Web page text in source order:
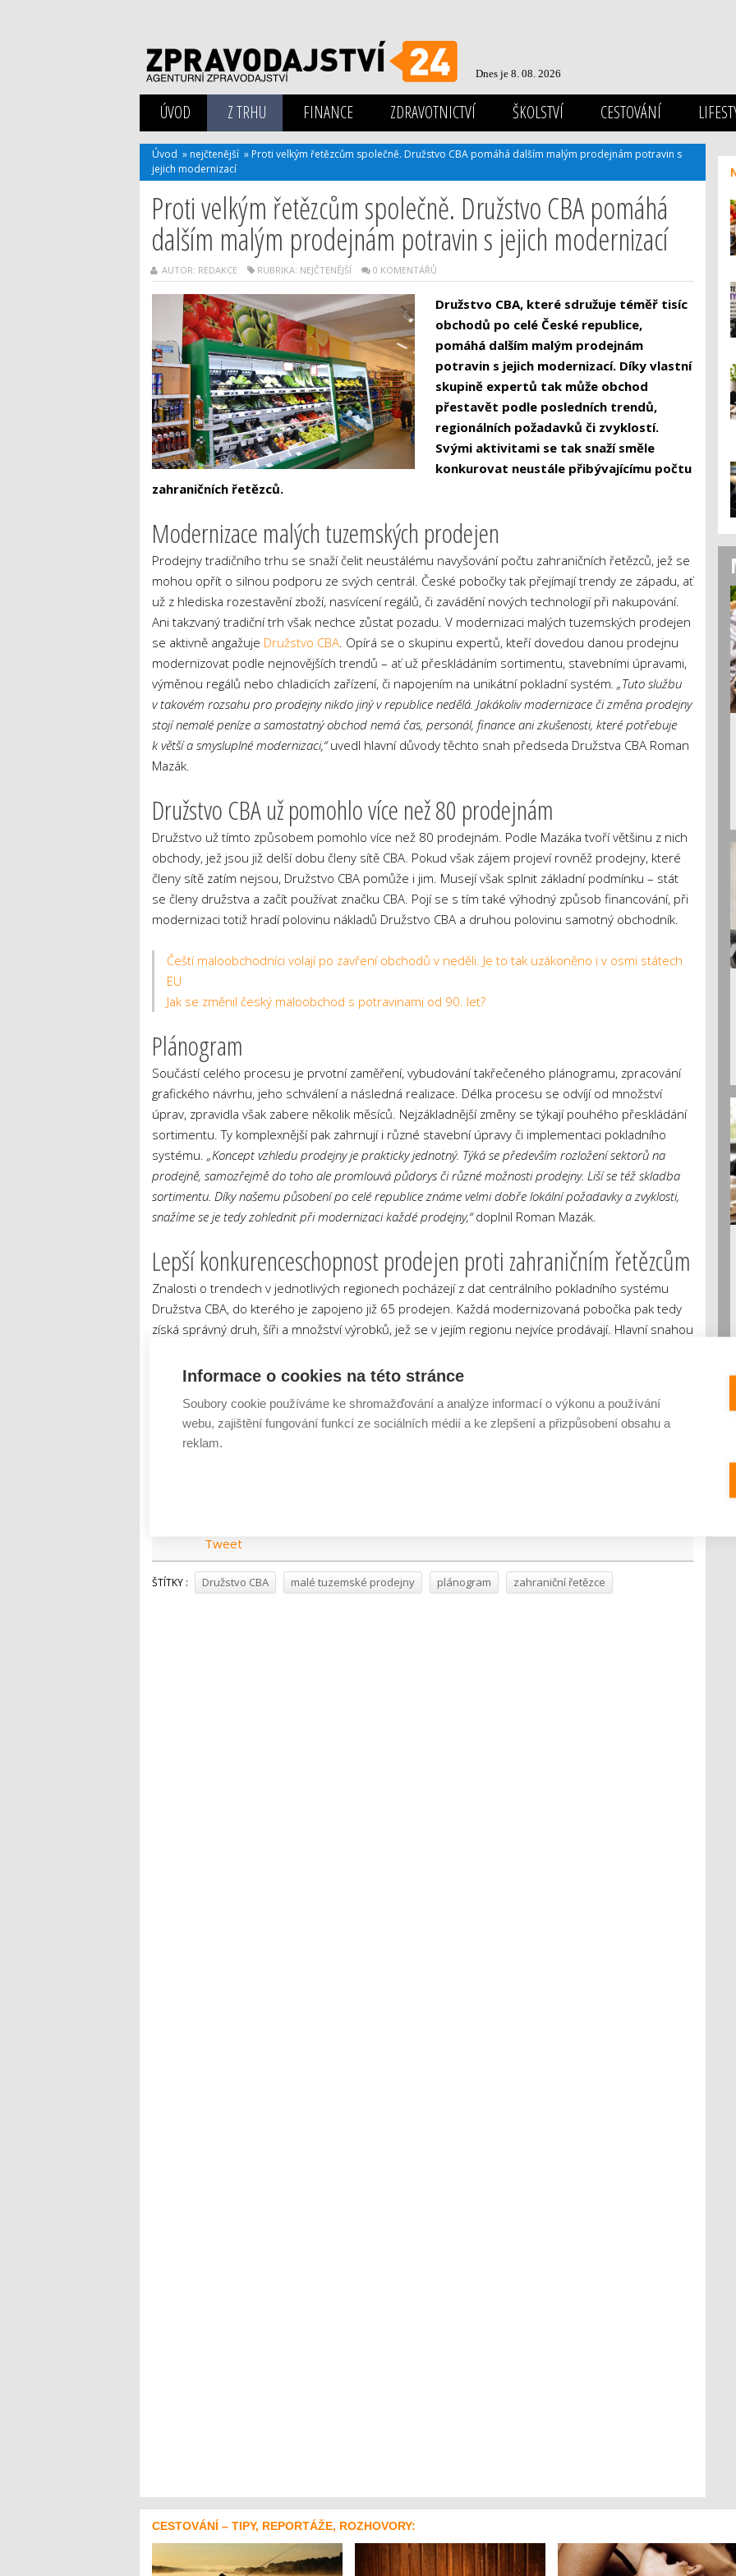
Dnes je 8. 08. 2026
ÚVOD Z TRHU FINANCE ZDRAVOTNICTVÍ ŠKOLSTVÍ CESTOVÁNÍ
Úvod » nejčtenější » Proti velkým řetězcům společně. Družstvo CBA pomáhá dalším malým prodejnám potravin s
jejich modernizací
Proti velkým řetězcům společně. Družstvo CBA pomáhá
dalším malým prodejnám potravin s jejich modernizací
AUTOR: REDAKCE RUBRIKA: NEJČTENĚJŠÍ 0 KOMENTÁŘŮ
Družstvo CBA, které sdružuje téměř tisíc
obchodů po celé České republice,
pomáhá dalším malým prodejnám
potravin s jejich modernizací. Díky vlastní
skupině expertů tak může obchod
přestavět podle posledních trendů,
regionálních požadavků či zvyklostí.
Svými aktivitami se tak snaží směle
konkurovat neustále přibývajícímu počtu
zahraničních řetězců.
Modernizace malých tuzemských prodejen
Prodejny tradičního trhu se snaží čelit neustálému navyšování počtu zahraničních řetězců, jež se
mohou opřít o silnou podporu ze svých centrál. České pobočky tak přejímají trendy ze západu, ať
už z hlediska rozestavění zboží, nasvícení regálů, či zavádění nových technologií při nakupování.
Ani takzvaný tradiční trh však nechce zůstat pozadu. V modernizaci malých tuzemských prodejen
se aktivně angažuje Družstvo CBA. Opírá se o skupinu expertů, kteří dovedou danou prodejnu
modernizovat podle nejnovějších trendů – ať už přeskládáním sortimentu, stavebními úpravami,
výměnou regálů nebo chladicích zařízení, či napojením na unikátní pokladní systém. „Tuto službu
v takovém rozsahu pro prodejny nikdo jiný v republice nedělá. Jakákoliv modernizace či změna prodejny
stojí nemalé peníze a samostatný obchod nemá čas, personál, finance ani zkušenosti, které potřebuje
k větší a smysluplné modernizaci,“uvedl hlavní důvody těchto snah předseda Družstva CBA Roman
Mazák.
Družstvo CBA už pomohlo více než 80 prodejnám
Družstvo už tímto způsobem pomohlo více než 80 prodejnám. Podle Mazáka tvoří většinu z nich
obchody, jež jsou již delší dobu členy sítě CBA. Pokud však zájem projeví rovněž prodejny, které
členy sítě zatím nejsou, Družstvo CBA pomůže i jim. Musejí však splnit základní podmínku – stát
se členy družstva a začít používat značku CBA. Pojí se s tím také výhodný způsob financování, při
modernizaci totiž hradí polovinu nákladů Družstvo CBA a druhou polovinu samotný obchodník.
Čeští maloobchodníci volají po zavření obchodů v neděli. Je to tak uzákoněno i v osmi státech
EU
Jak se změnil český maloobchod s potravinami od 90. let?
Plánogram
Součástí celého procesu je prvotní zaměření, vybudování takřečeného plánogramu, zpracování
grafického návrhu, jeho schválení a následná realizace. Délka procesu se odvíjí od množství
úprav, zpravidla však zabere několik měsíců. Nejzákladnější změny se týkají pouhého přeskládání
sortimentu. Ty komplexnější pak zahrnují i různé stavební úpravy či implementaci pokladního
systému. „Koncept vzhledu prodejny je prakticky jednotný. Týká se především rozložení sektorů na
prodejně, samozřejmě do toho ale promlouvá půdorys či různé možnosti prodejny. Liší se též skladba
sortimentu. Díky našemu působení po celé republice známe velmi dobře lokální požadavky a zvyklosti,
snažíme se je tedy zohlednit při modernizaci každé prodejny,“doplnil Roman Mazák.
Lepší konkurenceschopnost prodejen proti zahraničním řetězcům
Znalosti o trendech v jednotlivých regionech pocházejí z dat centrálního pokladního systému
Družstva CBA, do kterého je zapojeno již 65 prodejen. Každá modernizovaná pobočka pak tedy
získá správný druh, šíři a množství výrobků, jež se v jejím regionu nejvíce prodávají. Hlavní snahou
prodejna přestavěna a zmodernizována, zákazník se cítí příjemněji a lépe se mu nakupuje, dochází
%. V případě prodejen, které prošly radikální modernizací, jsme však zaznamenali zvýšení obratu i o 50
uzavřel Mazák.
Tweet
ŠTÍTKY : Družstvo CBA malé tuzemské prodejny plánogram zahraniční řetězce
CESTOVÁNÍ – TIPY, REPORTÁŽE, ROZHOVORY:
Informace o cookies na této stránce
Soubory cookie používáme ke shromažďování a analýze informací o výkonu a používání
webu, zajištění fungování funkcí ze sociálních médií a ke zlepšení a přizpůsobení obsahu a
reklam.